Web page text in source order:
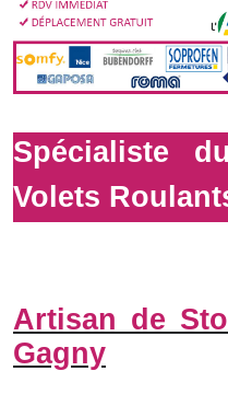
Spécialiste
Volets
Artisan de
Gagny